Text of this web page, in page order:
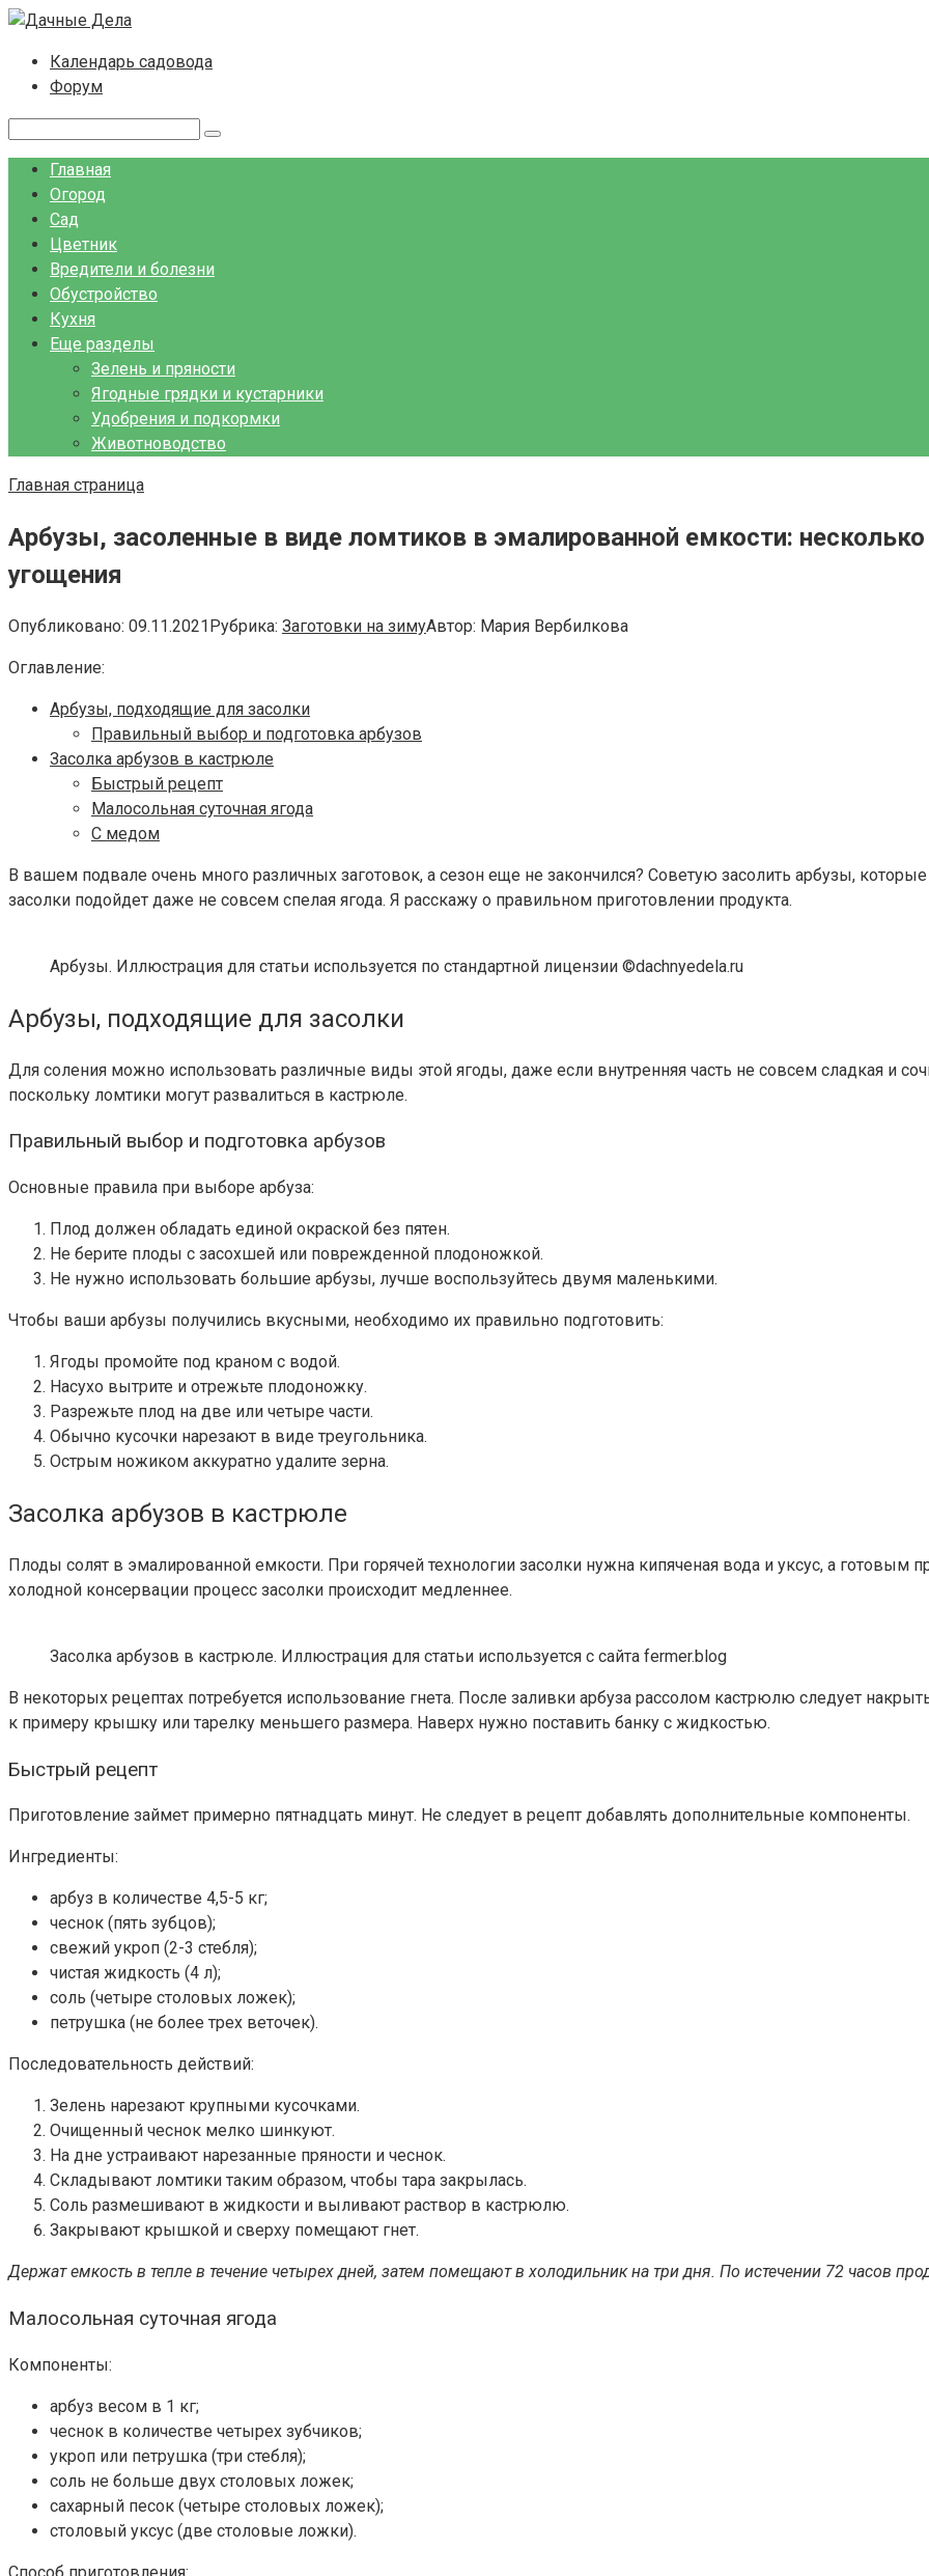
Перейти
контентуКалендарь садовода
Форум
Главная
Огород
Сад
Цветник
Вредители и болезни
Обустройство
Кухня
Еще разделы
Зелень и пряности
Ягодные грядки и кустарники
Удобрения и подкормки
Животноводство
Главная страница
Арбузы, засоленные в виде ломтиков в эмалированной емкости:
угощения
Опубликовано: 09.11.2021Рубрика: Заготовки на зимуАвтор: Мария Вербилкова
Оглавление:
Арбузы, подходящие для засолки
Правильный выбор и подготовка арбузов
Засолка арбузов в кастрюле
Быстрый рецепт
Малосольная суточная ягода
С медом
В вашем подвале очень много различных заготовок, а сезон еще не закончился? Советую засолить арбузы,
засолки подойдет даже не совсем спелая ягода. Я расскажу о правильном приготовлении продукта.
Арбузы. Иллюстрация для статьи используется по стандартной лицензии ©dachnyedela.ru
Арбузы, подходящие для засолки
Для соления можно использовать различные виды этой ягоды, даже если внутренняя часть не совсем сладкая и
поскольку ломтики могут развалиться в кастрюле.
Правильный выбор и подготовка арбузов
Основные правила при выборе арбуза:
Плод должен обладать единой окраской без пятен.
Не берите плоды с засохшей или поврежденной плодоножкой.
Не нужно использовать большие арбузы, лучше воспользуйтесь двумя маленькими.
Чтобы ваши арбузы получились вкусными, необходимо их правильно подготовить:
Ягоды промойте под краном с водой.
Насухо вытрите и отрежьте плодоножку.
Разрежьте плод на две или четыре части.
Обычно кусочки нарезают в виде треугольника.
Острым ножиком аккуратно удалите зерна.
Засолка арбузов в кастрюле
Плоды солят в эмалированной емкости. При горячей технологии засолки нужна кипяченая вода и уксус, а
холодной консервации процесс засолки происходит медленнее.
Засолка арбузов в кастрюле. Иллюстрация для статьи используется с сайта fermer.blog
В некоторых рецептах потребуется использование гнета. После заливки арбуза рассолом кастрюлю следует
к примеру крышку или тарелку меньшего размера. Наверх нужно поставить банку с жидкостью.
Быстрый рецепт
Приготовление займет примерно пятнадцать минут. Не следует в рецепт добавлять дополнительные компоненты.
Ингредиенты:
арбуз в количестве 4,5-5 кг;
чеснок (пять зубцов);
свежий укроп (2-3 стебля);
чистая жидкость (4 л);
соль (четыре столовых ложек);
петрушка (не более трех веточек).
Последовательность действий:
Зелень нарезают крупными кусочками.
Очищенный чеснок мелко шинкуют.
На дне устраивают нарезанные пряности и чеснок.
Складывают ломтики таким образом, чтобы тара закрылась.
Соль размешивают в жидкости и выливают раствор в кастрюлю.
Закрывают крышкой и сверху помещают гнет.
Держат емкость в тепле в течение четырех дней, затем помещают в холодильник на три дня. По истечении 72 часов
Малосольная суточная ягода
Компоненты:
арбуз весом в 1 кг;
чеснок в количестве четырех зубчиков;
укроп или петрушка (три стебля);
соль не больше двух столовых ложек;
сахарный песок (четыре столовых ложек);
столовый уксус (две столовые ложки).